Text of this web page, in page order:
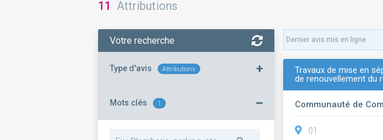
11 Attributions
Votre recherche
Type d'avis Attributions +
Mots clés 1 –
Travaux de mise en
de renouvellement du
Communauté de
01